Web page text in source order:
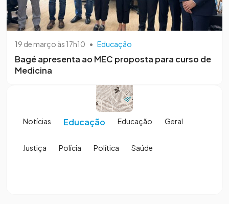
19 de março às 17h10 • Educação
Bagé apresenta ao MEC proposta para curso de
Medicina
Notícias Educação Educação Geral
Justiça Polícia Política Saúde